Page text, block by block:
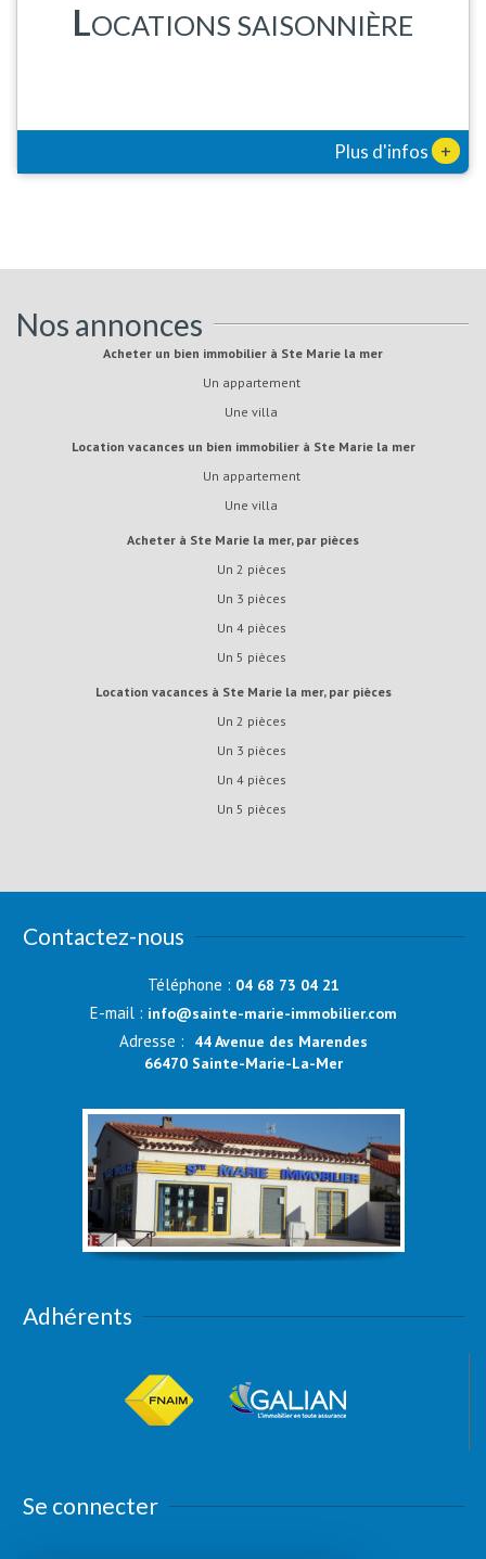
LOCATIONS SAISONNIÈRE
Plus d'infos +
Nos annonces
Acheter un bien immobilier à Ste Marie la mer
Un appartement
Une villa
Location vacances un bien immobilier à Ste Marie la mer
Un appartement
Une villa
Acheter à Ste Marie la mer, par pièces
Un 2 pièces
Un 3 pièces
Un 4 pièces
Un 5 pièces
Location vacances à Ste Marie la mer, par pièces
Un 2 pièces
Un 3 pièces
Un 4 pièces
Un 5 pièces
Contactez-nous
Téléphone : 04 68 73 04 21
E-mail : info@sainte-marie-immobilier.com
Adresse :
44 Avenue des Marendes
66470 Sainte-Marie-La-Mer
Adhérents
Se connecter